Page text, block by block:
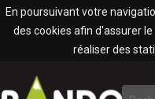
En poursuivant votre
des cookies afin d'assurer
réaliser des
Panneau de gestion des